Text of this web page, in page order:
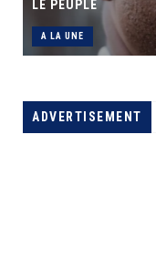
LE PEUPLE
A LA UNE
ADVERTISEMENT